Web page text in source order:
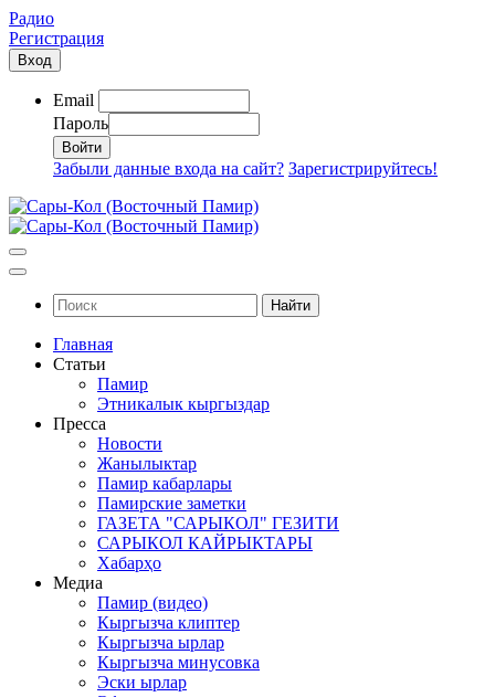
Радио
Регистрация
Вход
Email
Пароль
Забыли данные входа на сайт? Зарегистрируйтесь!
Найти
Главная
Статьи
Памир
Этникалык кыргыздар
Пресса
Новости
Жанылыктар
Памир кабарлары
Памирские заметки
ГАЗЕТА "САРЫКОЛ" ГЕЗИТИ
САРЫКОЛ КАЙРЫКТАРЫ
Хабарҳо
Медиа
Памир (видео)
Кыргызча клиптер
Кыргызча ырлар
Кыргызча минусовка
Эски ырлар